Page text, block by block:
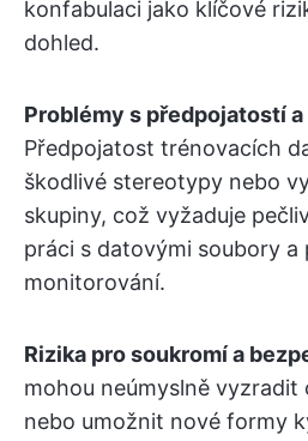
konfabulaci jako klíčové
dohled.
Problémy s předpojatostí
Předpojatost trénovacích
škodlivé stereotypy nebo
skupiny, což vyžaduje
práci s datovými soubory a
monitorování.
Rizika pro soukromí a
mohou neúmyslně
nebo umožnit nové formy